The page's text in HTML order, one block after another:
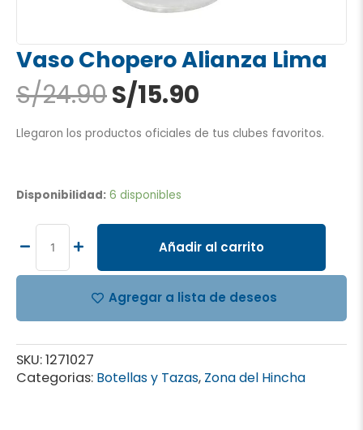
Vaso Chopero Alianza Lima
S/24.90El
precio
original
era:
S/15.90
actual
es:
Llegaron los productos oficiales de tus clubes favoritos.
Disponibilidad: 6 disponibles
Chopero
Lima
cantidad
Añadir al carrito
Agregar a lista de deseos
SKU:1271027
Categorias: Botellas y Tazas, Zona del Hincha